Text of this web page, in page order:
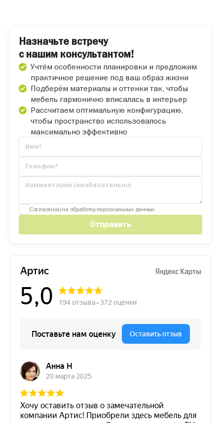
Назначьте встречу
с нашим консультантом!
Учтём особенности планировки и предложим
практичное решение под ваш образ жизни
Подберём материалы и оттенки так, чтобы
мебель гармонично вписалась в интерьер
Рассчитаем оптимальную конфигурацию,
чтобы пространство использовалось
максимально эффективно
Согласен(а) на обработку персональных данных
Отправить